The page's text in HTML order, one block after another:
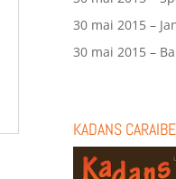
30 mai 2015 –
30 mai 2015 –
KADANS